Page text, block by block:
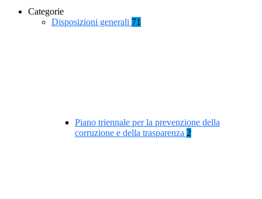
Categorie
Disposizioni generali 71
Piano triennale per la prevenzione della
corruzione e della trasparenza 2